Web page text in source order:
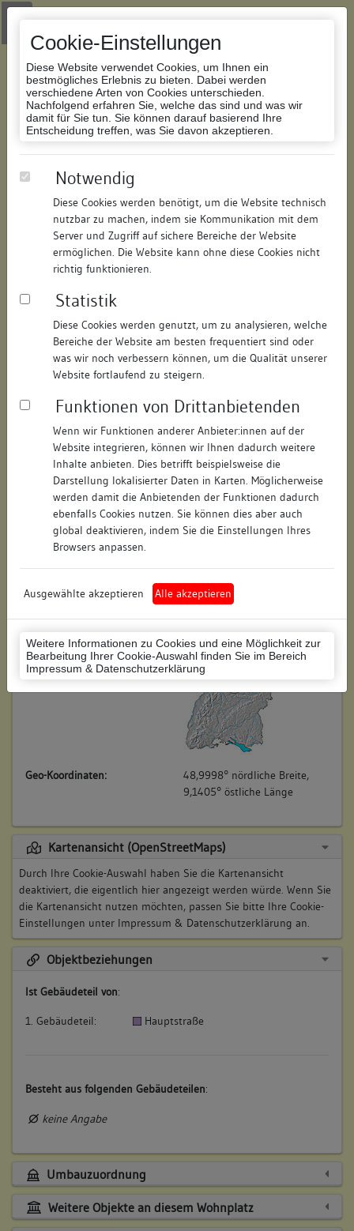
Cookie-Einstellungen
Diese Website verwendet Cookies, um Ihnen ein
bestmögliches Erlebnis zu bieten. Dabei werden
verschiedene Arten von Cookies unterschieden.
Nachfolgend erfahren Sie, welche das sind und was wir
damit für Sie tun. Sie können darauf basierend Ihre
Entscheidung treffen, was Sie davon akzeptieren.
Notwendig
Diese Cookies werden benötigt, um die Website technisch
nutzbar zu machen, indem sie Kommunikation mit dem
Server und Zugriff auf sichere Bereiche der Website
ermöglichen. Die Website kann ohne diese Cookies nicht
richtig funktionieren.
Statistik
Diese Cookies werden genutzt, um zu analysieren, welche
Bereiche der Website am besten frequentiert sind oder
was wir noch verbessern können, um die Qualität unserer
Website fortlaufend zu steigern.
Funktionen von Drittanbietenden
Wenn wir Funktionen anderer Anbieter:innen auf der
Website integrieren, können wir Ihnen dadurch weitere
Inhalte anbieten. Dies betrifft beispielsweise die
Darstellung lokalisierter Daten in Karten. Möglicherweise
werden damit die Anbietenden der Funktionen dadurch
ebenfalls Cookies nutzen. Sie können dies aber auch
global deaktivieren, indem Sie die Einstellungen Ihres
Browsers anpassen.
Ausgewählte akzeptieren Alle akzeptieren
Weitere Informationen zu Cookies und eine Möglichkeit zur
Bearbeitung Ihrer Cookie-Auswahl finden Sie im Bereich
Impressum & Datenschutzerklärung
Zur Navigation springen
Zum Inhalt der Website springen
Datenbank Bauforschung/Restaurierung
161495430220/Datum:04.05.2016
Datenbestand:
Bauforschung und Restaurierung
Als PDF herunterladen:
Objektdaten
Straße: Hauptstraße
Hausnummer: 21
Postleitzahl: 74354
Stadt-Teilort: Besigheim
Regierungsbezirk: Stuttgart
Ludwigsburg (Landkreis)
Wohnplatzschlüssel: 8118007001
Flurstücknummer: keine
Historischer Straßenname: keiner
Lage des Wohnplatzes:
Geo-Koordinaten:
48,9998° nördliche Breite,
9,1405° östliche Länge
Kartenansicht (OpenStreetMaps)
Durch Ihre Cookie-Auswahl haben Sie die Kartenansicht
deaktiviert, die eigentlich hier angezeigt werden würde. Wenn Sie
die Kartenansicht nutzen möchten, passen Sie bitte Ihre Cookie-
Einstellungen unter Impressum & Datenschutzerklärung an.
Objektbeziehungen
Ist Gebäudeteil von:
1. Gebäudeteil: Hauptstraße
Besteht aus folgenden Gebäudeteilen:
keine Angabe
Umbauzuordnung
Weitere Objekte an diesem Wohnplatz